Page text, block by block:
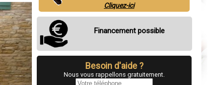
Cliquez-ici
Financement possible
Besoin d'aide ?
Nous vous rappellons gratuitement.